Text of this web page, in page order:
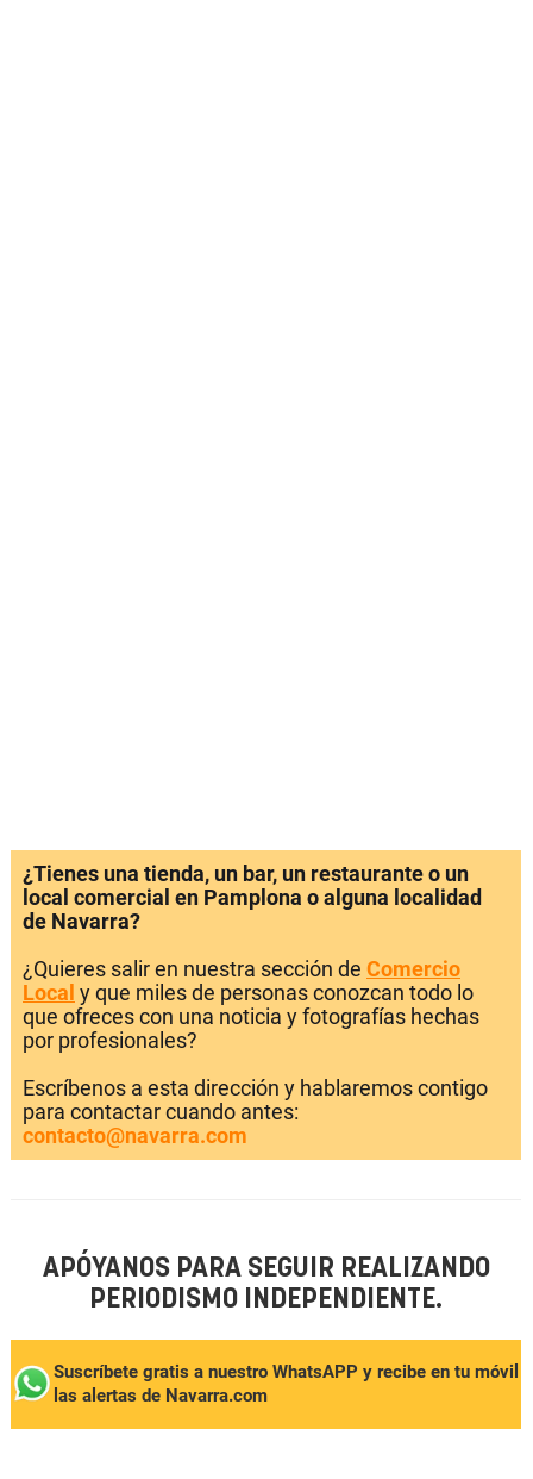
¿Tienes una tienda, un bar, un restaurante o un
local comercial en Pamplona o alguna localidad
de Navarra?
¿Quieres salir en nuestra sección de Comercio
Local y que miles de personas conozcan todo lo
que ofreces con una noticia y fotografías hechas
por profesionales?
Escríbenos a esta dirección y hablaremos contigo
para contactar cuando antes:
contacto@navarra.com
APÓYANOS PARA SEGUIR REALIZANDO
PERIODISMO INDEPENDIENTE.
Suscríbete gratis a nuestro WhatsAPP y recibe en tu móvil
las alertas de Navarra.com